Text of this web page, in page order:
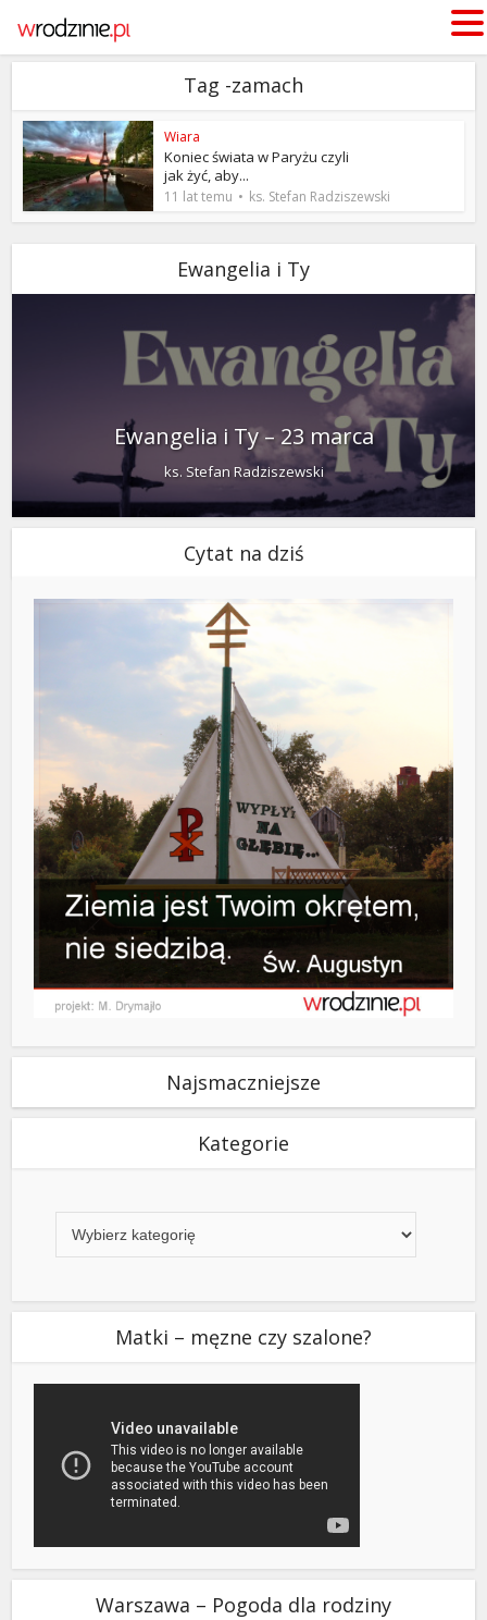
Tag -zamach
Wiara
Koniec świata w Paryżu czyli
jak żyć, aby...
11 lat temu ks. Stefan Radziszewski
Ewangelia i Ty
Ewangelia i Ty – 23 marca
ks. Stefan Radziszewski
Cytat na dziś
Najsmaczniejsze
Kategorie
Matki – męzne czy szalone?
Warszawa – Pogoda dla rodziny